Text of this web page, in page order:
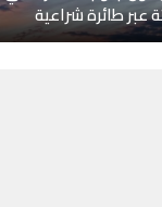
عبر طائرة شراعية